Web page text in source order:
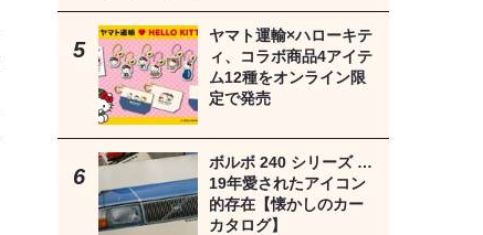
ヤマト運輸×ハローキテ
ィ、コラボ商品4アイテ
ム12種をオンライン限
定で発売
ボルボ 240 シリーズ …
19年愛されたアイコン
的存在【懐かしのカー
カタログ】